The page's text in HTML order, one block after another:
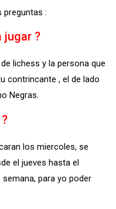
preguntas :
jugar ?
lichess y la persona que
contrincante , el de lado
Negras.
los miercoles, se
el jueves hasta el
para yo poder